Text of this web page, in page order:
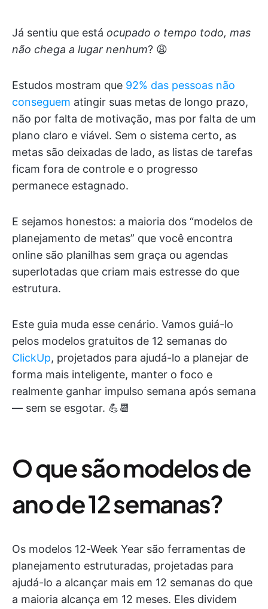
Já sentiu que está ocupado o tempo todo, mas
não chega a lugar nenhum? 😩
Estudos mostram que 92% das pessoas não
conseguem atingir suas metas de longo prazo,
não por falta de motivação, mas por falta de um
plano claro e viável. Sem o sistema certo, as
metas são deixadas de lado, as listas de tarefas
ficam fora de controle e o progresso
permanece estagnado.
E sejamos honestos: a maioria dos “modelos de
planejamento de metas” que você encontra
online são planilhas sem graça ou agendas
superlotadas que criam mais estresse do que
estrutura.
Este guia muda esse cenário. Vamos guiá-lo
pelos modelos gratuitos de 12 semanas do
ClickUp, projetados para ajudá-lo a planejar de
forma mais inteligente, manter o foco e
realmente ganhar impulso semana após semana
— sem se esgotar. 💪📆
O que são modelos de
ano de 12 semanas?
Os modelos 12-Week Year são ferramentas de
planejamento estruturadas, projetadas para
ajudá-lo a alcançar mais em 12 semanas do que
a maioria alcança em 12 meses. Eles dividem